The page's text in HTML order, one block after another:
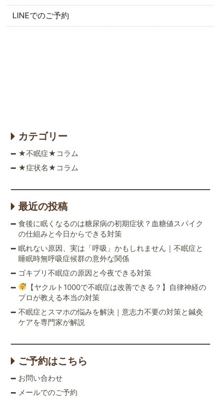
LINEでのご予約
カテゴリー
★不眠症★コラム
★症状名★コラム
最近の投稿
食後に眠くなるのは糖尿病の初期症状？血糖値スパイク
の仕組みと今日からできる対策
眠れない原因、実は「呼吸」かもしれません｜不眠症と
睡眠時無呼吸症候群の意外な関係
ゴキブリ不眠症の原因と今夜できる対策
【ヤクルト1000で不眠症は改善できる？】自律神経の
プロが教える本当の対策
不眠症とスマホの悩みを解決｜意志力不要の対策と鍼灸
ケアを専門家が解説
ご予約はこちら
お問い合わせ
メールでのご予約